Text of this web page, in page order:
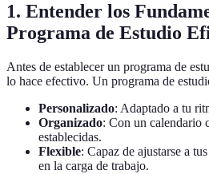
1. Entender los
Programa de Estudio
Antes de establecer un programa de
lo hace efectivo. Un programa de
Personalizado: Adaptado a tu
Organizado: Con un calendario
establecidas.
Flexible: Capaz de ajustarse a
en la carga de trabajo.